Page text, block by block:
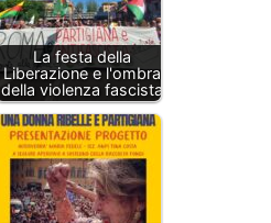
La festa della
Liberazione e l'ombra
della violenza fascista